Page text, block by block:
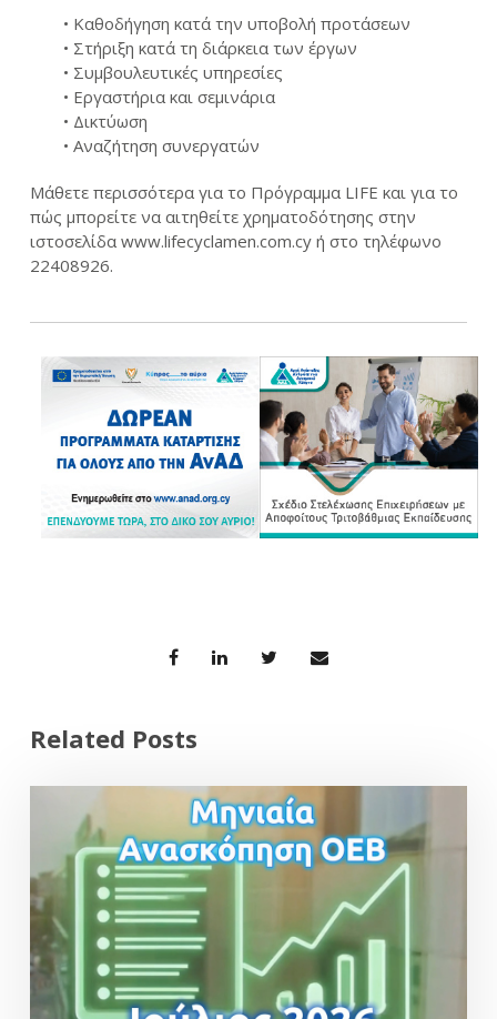
• Καθοδήγηση κατά την υποβολή προτάσεων
• Στήριξη κατά τη διάρκεια των έργων
• Συμβουλευτικές υπηρεσίες
• Εργαστήρια και σεμινάρια
• Δικτύωση
• Αναζήτηση συνεργατών
Μάθετε περισσότερα για το Πρόγραμμα LIFE και για το
πώς μπορείτε να αιτηθείτε χρηματοδότησης στην
ιστοσελίδα www.lifecyclamen.com.cy ή στο τηλέφωνο
22408926.
Related Posts